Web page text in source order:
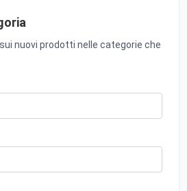
nuovi prodotti nelle categorie che